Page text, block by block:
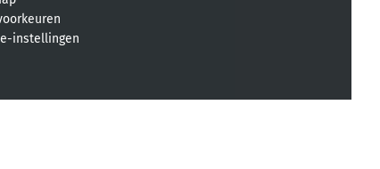
instellingen